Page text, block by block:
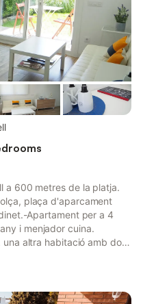
a 600 metres de la platja.
plaça d'aparcament
Apartament per a 4
i menjador cuina.
altra habitació amb dos
amb dos focs,
per a 4 persones, sofà